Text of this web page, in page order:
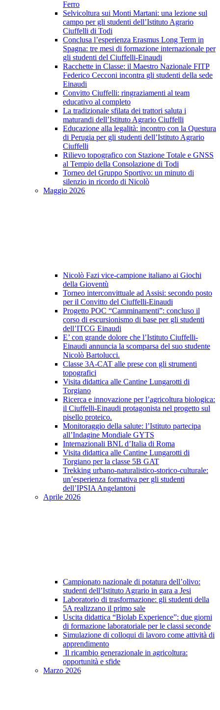
Ferro
Selvicoltura sui Monti Martani: una lezione sul
campo per gli studenti dell’Istituto Agrario
Ciuffelli di Todi
Conclusa l’esperienza Erasmus Long Term in
Spagna: tre mesi di formazione internazionale per
gli studenti del Ciuffelli-Einaudi
Racchette in Classe: il Maestro Nazionale FITP
Federico Cecconi incontra gli studenti della sede
Einaudi
Convitto Ciuffelli: ringraziamenti al team
educativo al completo
La tradizionale sfilata dei trattori saluta i
maturandi dell’Istituto Agrario Ciuffelli
Educazione alla legalità: incontro con la Questura
di Perugia per gli studenti dell’Istituto Agrario
Ciuffelli
Rilievo topografico con Stazione Totale e GNSS
al Tempio della Consolazione di Todi
Torneo del Gruppo Sportivo: un minuto di
silenzio in ricordo di Nicolò
Maggio 2026
Nicolò Fazi vice-campione italiano ai Giochi
della Gioventù
Torneo interconvittuale ad Assisi: secondo posto
per il Convitto del Ciuffelli-Einaudi
Progetto POC “Camminamenti”: concluso il
corso di escursionismo di base per gli studenti
dell’ITCG Einaudi
E’ con grande dolore che l’Istituto Ciuffelli-
Einaudi annuncia la scomparsa del suo studente
Nicolò Bartolucci.
Classe 3A-CAT alle prese con gli strumenti
topografici
Visita didattica alle Cantine Lungarotti di
Torgiano
Ricerca e innovazione per l’agricoltura biologica:
il Ciuffelli-Einaudi protagonista nel progetto sul
pisello proteico.
Monitoraggio della salute: l’Istituto partecipa
all’Indagine Mondiale GYTS
Internazionali BNL d’Italia di Roma
Visita didattica alle Cantine Lungarotti di
Torgiano per la classe 5B GAT
Trekking urbano-naturalistico-storico-culturale:
un’esperienza formativa per gli studenti
dell’IPSIA Angelantoni
Aprile 2026
Campionato nazionale di potatura dell’olivo:
studenti dell’Istituto Agrario in gara a Jesi
Laboratorio di trasformazione: gli studenti della
5A realizzano il primo sale
Uscita didattica “Biolab Experience”: due giorni
di formazione laboratoriale per le classi seconde
Simulazione di colloqui di lavoro come attività di
apprendimento
Il ricambio generazionale in agricoltura:
opportunità e sfide
Marzo 2026